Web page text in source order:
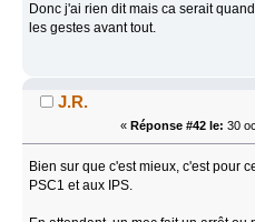
Donc j'ai rien dit mais ca serait
les gestes avant tout.
J.R.
« Réponse #42 le: 30
Bien sur que c'est mieux, c'est pour
PSC1 et aux IPS.